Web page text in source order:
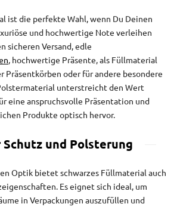
ist die perfekte Wahl, wenn Du Deinen
und hochwertige Note verleihen
sicheren Versand, edle
, hochwertige Präsente, als Füllmaterial
Präsentkörben oder für andere besondere
unterstreicht den Wert
eine anspruchsvolle Präsentation und
Produkte optisch hervor.
und Polsterung
Optik bietet schwarzes Füllmaterial auch
Es eignet sich ideal, um
in Verpackungen auszufüllen und